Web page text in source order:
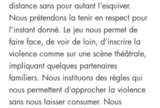
distance sans pour autant l’esquiver.
Nous prétendons la tenir en respect pour
l’instant donné. Le jeu nous permet de
faire face, de voir de loin, d’inscrire la
violence comme sur une scène théâtrale,
impliquant quelques partenaires
familiers. Nous instituons des règles qui
nous permettent d’approcher la violence
sans nous laisser consumer. Nous